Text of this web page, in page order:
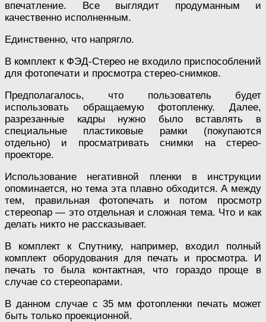
впечатление. Все выглядит продуманным и
качественно исполненным.
Единственно, что напрягло.
В комплект к ФЭД-Стерео не входило приспособлений
для фотопечати и просмотра стерео-снимков.
Предполагалось, что пользователь будет
использовать обращаемую фотопленку. Далее,
разрезанные кадры нужно было вставлять в
специальные пластиковые рамки (покупаются
отдельно) и просматривать снимки на стерео-
проекторе.
Использование негативной пленки в инструкции
опоминается, но тема эта плавно обходится. А между
тем, правильная фотопечать и потом просмотр
стереопар — это отдельная и сложная тема. Что и как
делать никто не рассказывает.
В комплект к Спутнику, например, входил полный
комплект оборудования для печать и просмотра. И
печать то была контактная, что гораздо проще в
случае со стереопарами.
В данном случае с 35 мм фотопленки печать может
быть только проекционной.